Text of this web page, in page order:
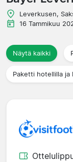
LiigatLeverkusen,
16 Tammikuu
Näytä kaikki
Paketti hotellilla ja